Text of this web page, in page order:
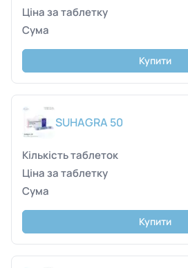
Купити
SUHAGRA 50
Купити